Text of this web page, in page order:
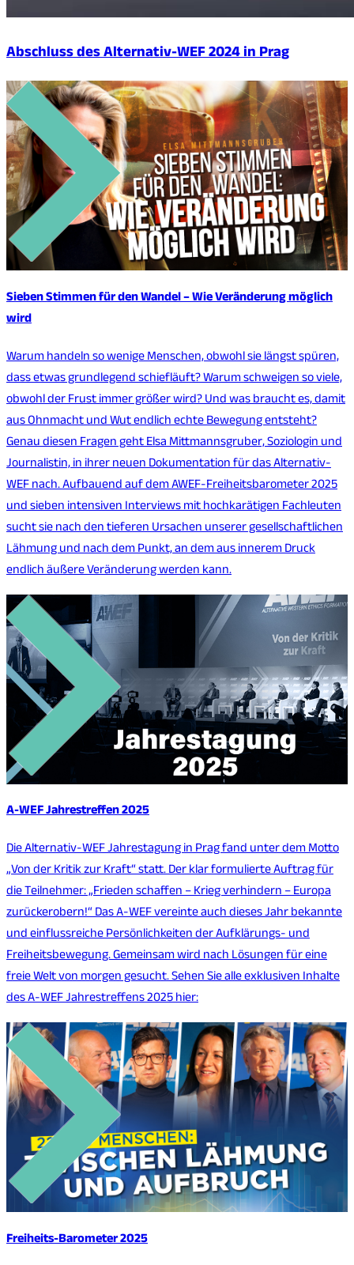
Abschluss des Alternativ-WEF 2024 in Prag
Sieben Stimmen für den Wandel – Wie Veränderung möglich
wird
Warum handeln so wenige Menschen, obwohl sie längst spüren,
dass etwas grundlegend schiefläuft? Warum schweigen so viele,
obwohl der Frust immer größer wird? Und was braucht es, damit
aus Ohnmacht und Wut endlich echte Bewegung entsteht?
Genau diesen Fragen geht Elsa Mittmannsgruber, Soziologin und
Journalistin, in ihrer neuen Dokumentation für das Alternativ-
WEF nach. Aufbauend auf dem AWEF-Freiheitsbarometer 2025
und sieben intensiven Interviews mit hochkarätigen Fachleuten
sucht sie nach den tieferen Ursachen unserer gesellschaftlichen
Lähmung und nach dem Punkt, an dem aus innerem Druck
endlich äußere Veränderung werden kann.
A-WEF Jahrestreffen 2025
Die Alternativ-WEF Jahrestagung in Prag fand unter dem Motto
„Von der Kritik zur Kraft“ statt. Der klar formulierte Auftrag für
die Teilnehmer: „Frieden schaffen – Krieg verhindern – Europa
zurückerobern!“ Das A-WEF vereinte auch dieses Jahr bekannte
und einflussreiche Persönlichkeiten der Aufklärungs- und
Freiheitsbewegung. Gemeinsam wird nach Lösungen für eine
freie Welt von morgen gesucht. Sehen Sie alle exklusiven Inhalte
des A-WEF Jahrestreffens 2025 hier:
Freiheits-Barometer 2025